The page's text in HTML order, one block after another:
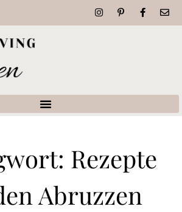
Rezepte
Abruzzen